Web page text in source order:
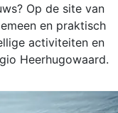
Op de site van
en praktisch
activiteiten en
Heerhugowaard.